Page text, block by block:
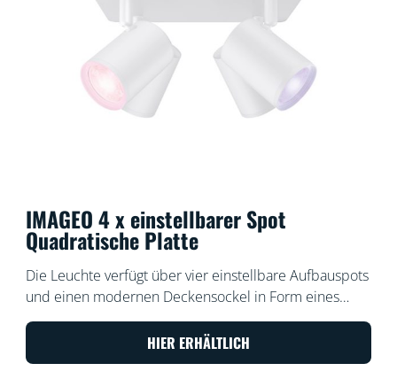
IMAGEO 4 x einstellbarer Spot
Quadratische Platte
Die Leuchte verfügt über vier einstellbare Aufbauspots
und einen modernen Deckensockel in Form eines
nicht ganz quadratischen Elements. Die Leistung ist
stark genug, um einen Raum in alle Richtungen mit
Licht und Farbe zu durchfluten. Unsere Aufbauspots
HIER ERHÄLTLICH